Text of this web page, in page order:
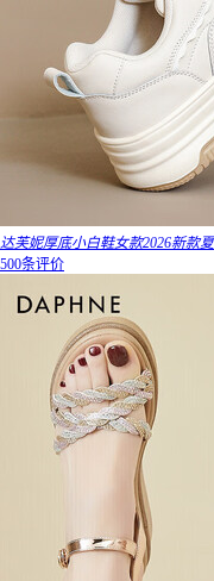
达芙妮厚底小白鞋女款2026新款
500条评价